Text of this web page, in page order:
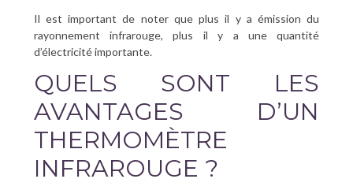
Il est important de noter que plus il y a émission du
rayonnement infrarouge, plus il y a une quantité
d’électricité importante.
QUELS SONT LES
AVANTAGES D’UN
THERMOMÈTRE
INFRAROUGE ?